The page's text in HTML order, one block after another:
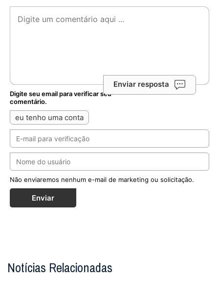
Enviar resposta
Digite seu email para verificar seu
comentário.
eu tenho uma conta
Não enviaremos nenhum e-mail de marketing ou solicitação.
Enviar
Notícias Relacionadas